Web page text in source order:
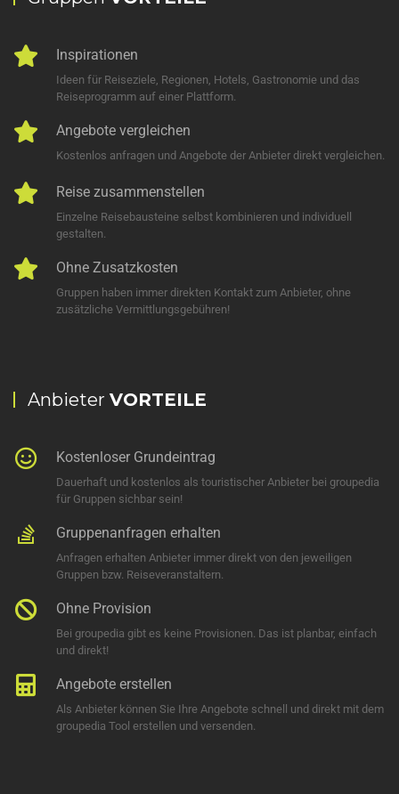
Inspirationen
Ideen für Reiseziele, Regionen, Hotels, Gastronomie und das
Reiseprogramm auf einer Plattform.
Angebote vergleichen
Kostenlos anfragen und Angebote der Anbieter direkt vergleichen.
Reise zusammenstellen
Einzelne Reisebausteine selbst kombinieren und individuell
gestalten.
Ohne Zusatzkosten
Gruppen haben immer direkten Kontakt zum Anbieter, ohne
zusätzliche Vermittlungsgebühren!
Anbieter VORTEILE
Kostenloser Grundeintrag
Dauerhaft und kostenlos als touristischer Anbieter bei groupedia
für Gruppen sichbar sein!
Gruppenanfragen erhalten
Anfragen erhalten Anbieter immer direkt von den jeweiligen
Gruppen bzw. Reiseveranstaltern.
Ohne Provision
Bei groupedia gibt es keine Provisionen. Das ist planbar, einfach
und direkt!
Angebote erstellen
Als Anbieter können Sie Ihre Angebote schnell und direkt mit dem
groupedia Tool erstellen und versenden.